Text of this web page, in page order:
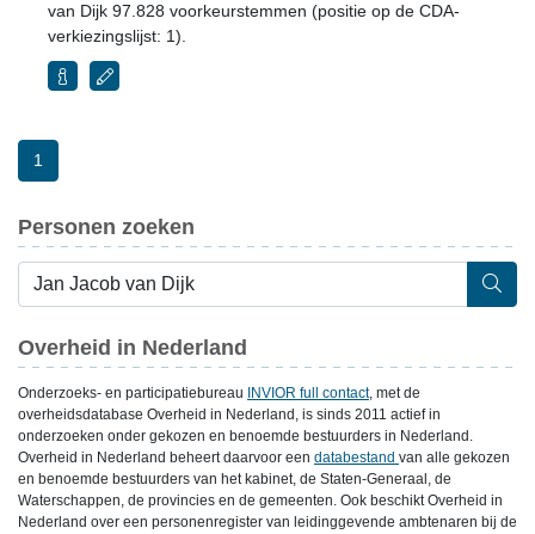
van Dijk 97.828 voorkeurstemmen (positie op de CDA-
verkiezingslijst: 1).
1
Personen zoeken
Overheid in Nederland
Onderzoeks- en participatiebureau INVIOR full contact, met de
overheidsdatabase Overheid in Nederland, is sinds 2011 actief in
onderzoeken onder gekozen en benoemde bestuurders in Nederland.
Overheid in Nederland beheert daarvoor een databestand van alle gekozen
en benoemde bestuurders van het kabinet, de Staten-Generaal, de
Waterschappen, de provincies en de gemeenten. Ook beschikt Overheid in
Nederland over een personenregister van leidinggevende ambtenaren bij de